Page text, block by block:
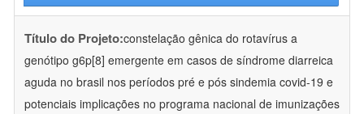
Título do Projeto:constelação gênica do rotavírus a
genótipo g6p[8] emergente em casos de síndrome diarreica
aguda no brasil nos períodos pré e pós sindemia covid-19 e
potenciais implicações no programa nacional de imunizações